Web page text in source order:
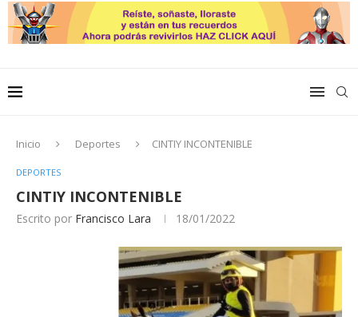
Inicio Deportes CINTIY INCONTENIBLE
DEPORTES
CINTIY INCONTENIBLE
Escrito por Francisco Lara 18/01/2022